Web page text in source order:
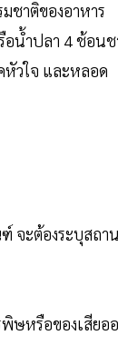
ชาติของอาหาร
อน้ำปลา 4 ช้อนช
หัวใจ และหลอด
จะต้องระบุสถา
ษหรือของเสียอ